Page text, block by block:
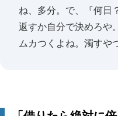
ね、多分。で、『何日
返すか自分で決めろや
ムカつくよね。濁すや